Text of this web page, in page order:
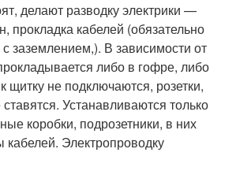
делают разводку электрики —
прокладка кабелей (обязательно
заземлением,). В зависимости от
либо в гофре, либо
щитку не подключаются, розетки,
Устанавливаются только
коробки, подрозетники, в них
кабелей. Электропроводку